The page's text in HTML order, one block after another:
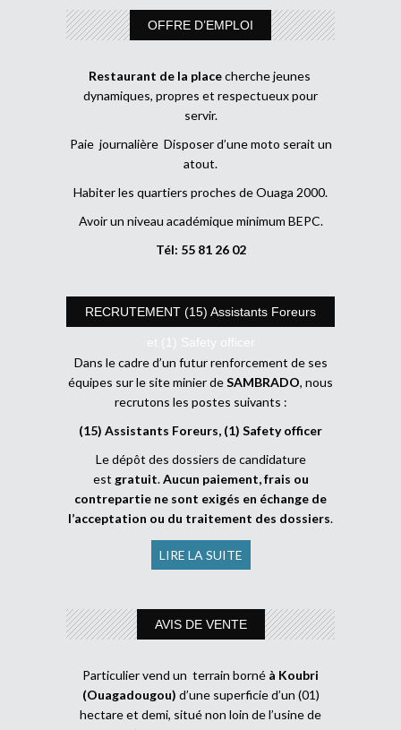
OFFRE D’EMPLOI
Restaurant de la placecherche jeunes
dynamiques, propres et respectueux pour
servir.
Paie journalière Disposer d’une moto serait un
atout.
Habiter les quartiers proches de Ouaga 2000.
Avoir un niveau académique minimum BEPC.
Tél: 55 81 26 02
RECRUTEMENT (15) Assistants Foreurs
et (1) Safety officer
Dans le cadre d’un futur renforcement de ses
équipes sur le site minier deSAMBRADO, nous
recrutons les postes suivants :
(15) Assistants Foreurs, (1) Safety officer
Le dépôt des dossiers de candidature
est gratuit.Aucun paiement, frais ou
contrepartie ne sont exigés en échange de
l’acceptation ou du traitement des dossiers.
LIRE LA SUITE
AVIS DE VENTE
Particulier vend un terrain borné à Koubri
(Ouagadougou) d’une superficie d’un (01)
hectare et demi, situé non loin de l’usine de